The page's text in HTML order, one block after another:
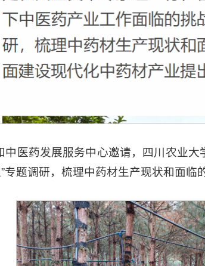
医药发展服务中心邀请，四川农业
题调研，梳理中药材生产现状和面临